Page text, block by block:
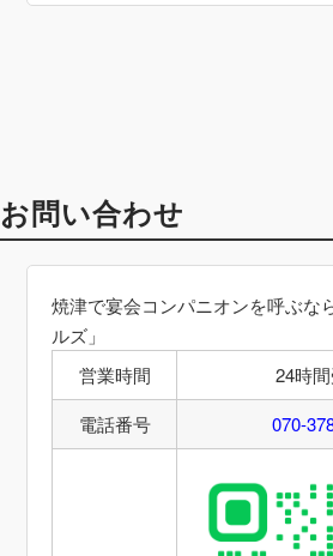
お問い合わせ
焼津で宴会コンパニオンを呼ぶな
ルズ」
営業時間
24時
電話番号
070-